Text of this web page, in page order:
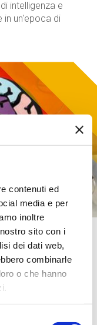
contenuti ed
media e per
inoltre
sito con i
dei dati web,
combinarle
o che hanno
intelligenza e
in un'epoca di
cercando di